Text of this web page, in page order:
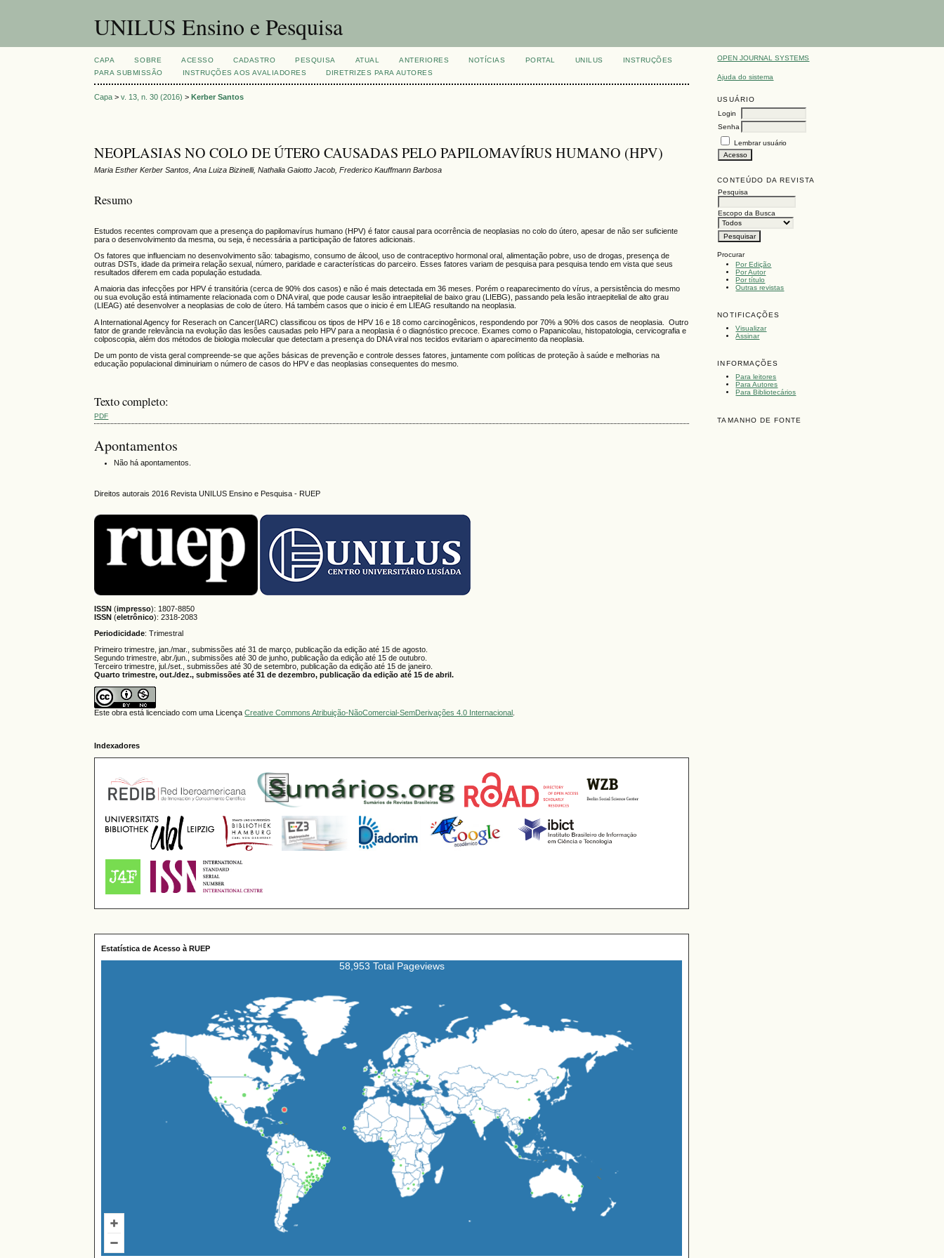
UNILUS Ensino e Pesquisa
OPEN JOURNAL SYSTEMS
Ajuda do sistema
USUÁRIO
Login
Senha
Lembrar usuário
CONTEÚDO DA REVISTA
Pesquisa
Escopo da Busca
Procurar
Por Edição
Por Autor
Por título
Outras revistas
NOTIFICAÇÕES
Visualizar
Assinar
INFORMAÇÕES
Para leitores
Para Autores
Para Bibliotecários
TAMANHO DE FONTE
CAPA SOBRE ACESSO CADASTRO PESQUISA ATUAL ANTERIORES NOTÍCIAS PORTAL UNILUS
INSTRUÇÕES
PARA SUBMISSÃO
INSTRUÇÕES AOS AVALIADORES DIRETRIZES PARA AUTORES
Capa >v. 13, n. 30 (2016) >Kerber Santos
NEOPLASIAS NO COLO DE ÚTERO CAUSADAS PELO PAPILOMAVÍRUS HUMANO (HPV)
Maria Esther Kerber Santos, Ana Luiza Bizinelli, Nathalia Gaiotto Jacob, Frederico Kauffmann Barbosa
Resumo
Estudos recentes comprovam que a presença do papilomavírus humano (HPV) é fator causal para ocorrência de neoplasias no colo do útero, apesar de não ser suficiente
para o desenvolvimento da mesma, ou seja, é necessária a participação de fatores adicionais.
Os fatores que influenciam no desenvolvimento são: tabagismo, consumo de álcool, uso de contraceptivo hormonal oral, alimentação pobre, uso de drogas, presença de
outras DSTs, idade da primeira relação sexual, número, paridade e características do parceiro. Esses fatores variam de pesquisa para pesquisa tendo em vista que seus
resultados diferem em cada população estudada.
A maioria das infecções por HPV é transitória (cerca de 90% dos casos) e não é mais detectada em 36 meses. Porém o reaparecimento do vírus, a persistência do mesmo
ou sua evolução está intimamente relacionada com o DNA viral, que pode causar lesão intraepitelial de baixo grau (LIEBG), passando pela lesão intraepitelial de alto grau
(LIEAG) até desenvolver a neoplasias de colo de útero. Há também casos que o inicio é em LIEAG resultando na neoplasia.
A International Agency for Reserach on Cancer(IARC) classificou os tipos de HPV 16 e 18 como carcinogênicos, respondendo por 70% a 90% dos casos de neoplasia. Outro
fator de grande relevância na evolução das lesões causadas pelo HPV para a neoplasia é o diagnóstico precoce. Exames como o Papanicolau, histopatologia, cervicografia e
colposcopia, além dos métodos de biologia molecular que detectam a presença do DNA viral nos tecidos evitariam o aparecimento da neoplasia.
De um ponto de vista geral compreende-se que ações básicas de prevenção e controle desses fatores, juntamente com políticas de proteção à saúde e melhorias na
educação populacional diminuiriam o número de casos do HPV e das neoplasias consequentes do mesmo.
Texto completo:
PDF
Apontamentos
Não há apontamentos.
Direitos autorais 2016 Revista UNILUS Ensino e Pesquisa - RUEP
ISSN (impresso): 1807-8850
ISSN (eletrônico):2318-2083
Periodicidade: Trimestral
Primeiro trimestre, jan./mar., submissões até 31 de março, publicação da edição até 15 de agosto.
Segundo trimestre, abr./jun., submissões até 30 de junho, publicação da edição até 15 de outubro.
Terceiro trimestre, jul./set., submissões até 30 de setembro, publicação da edição até 15 de janeiro.
Quarto trimestre, out./dez., submissões até 31 de dezembro, publicação da edição até 15 de abril.
Este obra está licenciado com uma LicençaCreative Commons Atribuição-NãoComercial-SemDerivações 4.0 Internacional
Indexadores
Estatística de Acesso à RUEP
58,953 Total Pageviews